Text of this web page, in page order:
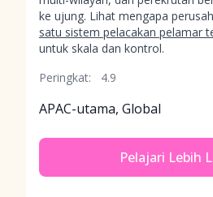
ke ujung. Lihat mengapa
satu sistem pelacakan pelamar
untuk skala dan kontrol.
Peringkat:
4.9
APAC-utama, Global
Pelajari Lebih